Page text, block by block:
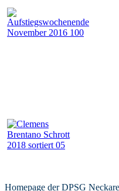
Homepage der DPSG